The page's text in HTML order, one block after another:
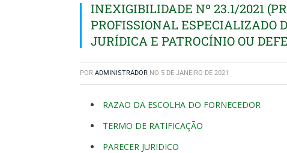
INEXIGIBILIDADE Nº 23.1/2021
PROFISSIONAL ESPECIALIZADO
JURÍDICA E PATROCÍNIO OU
POR ADMINISTRADOR NO 5 DE JANEIRO DE 2021
RAZAO DA ESCOLHA DO FORNECEDOR
TERMO DE RATIFICAÇÃO
PARECER JURIDICO